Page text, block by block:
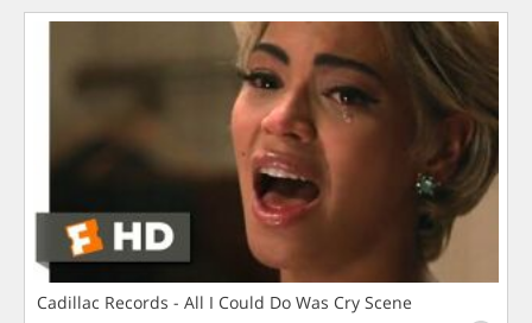
Cadillac Records - All I Could Do Was Cry Scene